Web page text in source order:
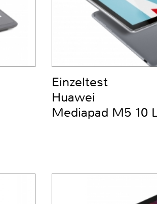
Einzeltest
Huawei
Mediapad M5 10